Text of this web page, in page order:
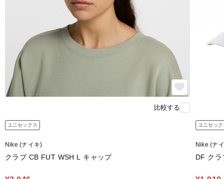
比較する
ユニセックス
Nike (ナイキ)
クラブ CB FUT WSH L キャップ
ユニセック
Nike (ナ
DF クラ